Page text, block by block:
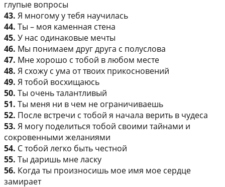
глупые вопросы
43. Я многому у тебя научилась
44. Ты – моя каменная стена
45. У нас одинаковые мечты
46. Мы понимаем друг друга с полуслова
47. Мне хорошо с тобой в любом месте
48. Я схожу с ума от твоих прикосновений
49. Я тобой восхищаюсь
50. Ты очень талантливый
51. Ты меня ни в чем не ограничиваешь
52. После встречи с тобой я начала верить в чудеса
53. Я могу поделиться тобой своими тайнами и
сокровенными желаниями
54. С тобой легко быть честной
55. Ты даришь мне ласку
56. Когда ты произносишь мое имя мое сердце
замирает